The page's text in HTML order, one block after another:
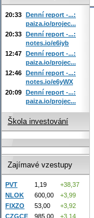
20:33 Denní report -...:
paiza.io/projec...
20:33 Denní report -...:
notes.io/e6iyb
12:47 Denní report -...:
paiza.io/projec...
12:46 Denní report -...:
notes.io/e6yWX
20:09 Denní report -...:
paiza.io/projec...
Škola investování
Zajímavé vzestupy
PVT 1,19
+38,37
NLOK
600,00
+3,99
FIXZO
53,00
+3,92
CZGCE
985,00
+3,14